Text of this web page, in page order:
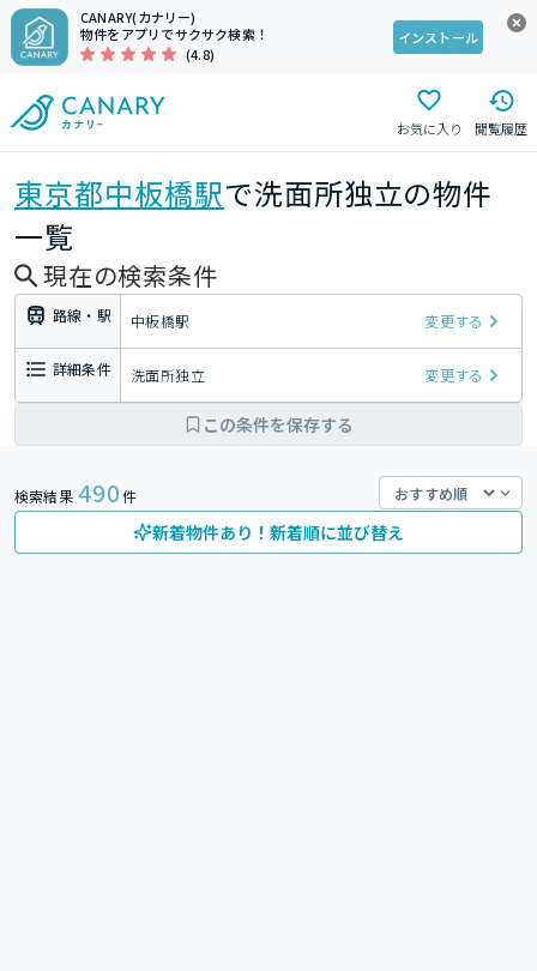
CANARY(カナリー)
物件をアプリでサクサク検索！
(4.8)
インストール
お気に入り 閲覧履歴
東京都中板橋駅で洗面所独立の物件
一覧
現在の検索条件
路線・駅 中板橋駅 変更する
詳細条件 洗面所独立 変更する
この条件を保存する
検索結果 490件
新着物件あり！新着順に並び替え